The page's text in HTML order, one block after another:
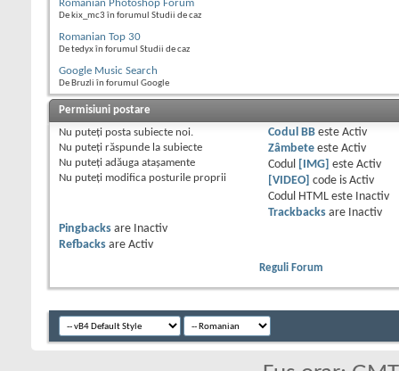
Romanian Photoshop Forum
De kix_mc3 în forumul Studii de caz
Romanian Top 30
De tedyx în forumul Studii de caz
Google Music Search
De Bruzli în forumul Google
Permisiuni postare
Nu puteţi posta subiecte noi.
Nu puteţi răspunde la subiecte
Nu puteţi adăuga ataşamente
Nu puteţi modifica posturile proprii
Codul BBeste Activ
Zâmbeteeste Activ
Codul
[IMG] este Activ
[VIDEO]
code is Activ
Codul HTML este
Inactiv
Trackbacksare
Inactiv
Pingbacks are
Inactiv
Refbacks are Activ
Reguli Forum